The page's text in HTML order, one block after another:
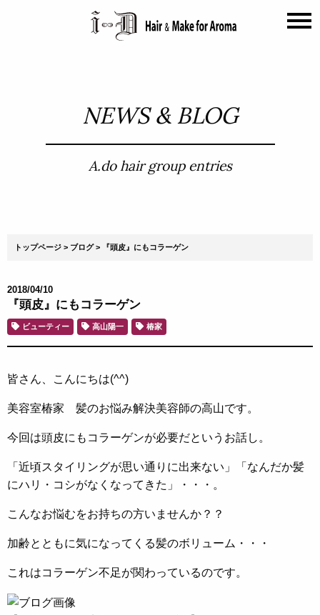
NEWS & BLOG
A.do hair group entries
トップページ ブログ 『頭皮』にもコラーゲン
2018/04/10
『頭皮』にもコラーゲン
ビューティー 高山陽一 椿家
皆さん、こんにちは(^^)
美容室椿家 髪のお悩み解決美容師の高山です。
今回は頭皮にもコラーゲンが必要だというお話し。
「近頃スタイリングが思い通りに出来ない」「なんだか髪
にハリ・コシがなくなってきた」・・・。
こんなお悩むをお持ちの方いませんか？？
加齢とともに気になってくる髪のボリューム・・・
これはコラーゲン不足が関わっているのです。